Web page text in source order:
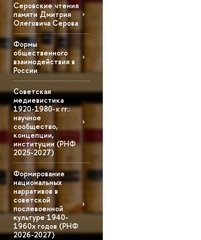
Серовские чтения
памяти Дмитрия
Олеговича Серова
Формы
общественного
взаимодействия в
России
Советская
медиевистика
1920-1980-х гг.:
научное
сообщество,
концепции,
институции (РНФ
2025-2027)
Формирование
национальных
нарративов в
советской
послевоенной
культуре 1940-
1960х годов (РНФ
2026-2027)